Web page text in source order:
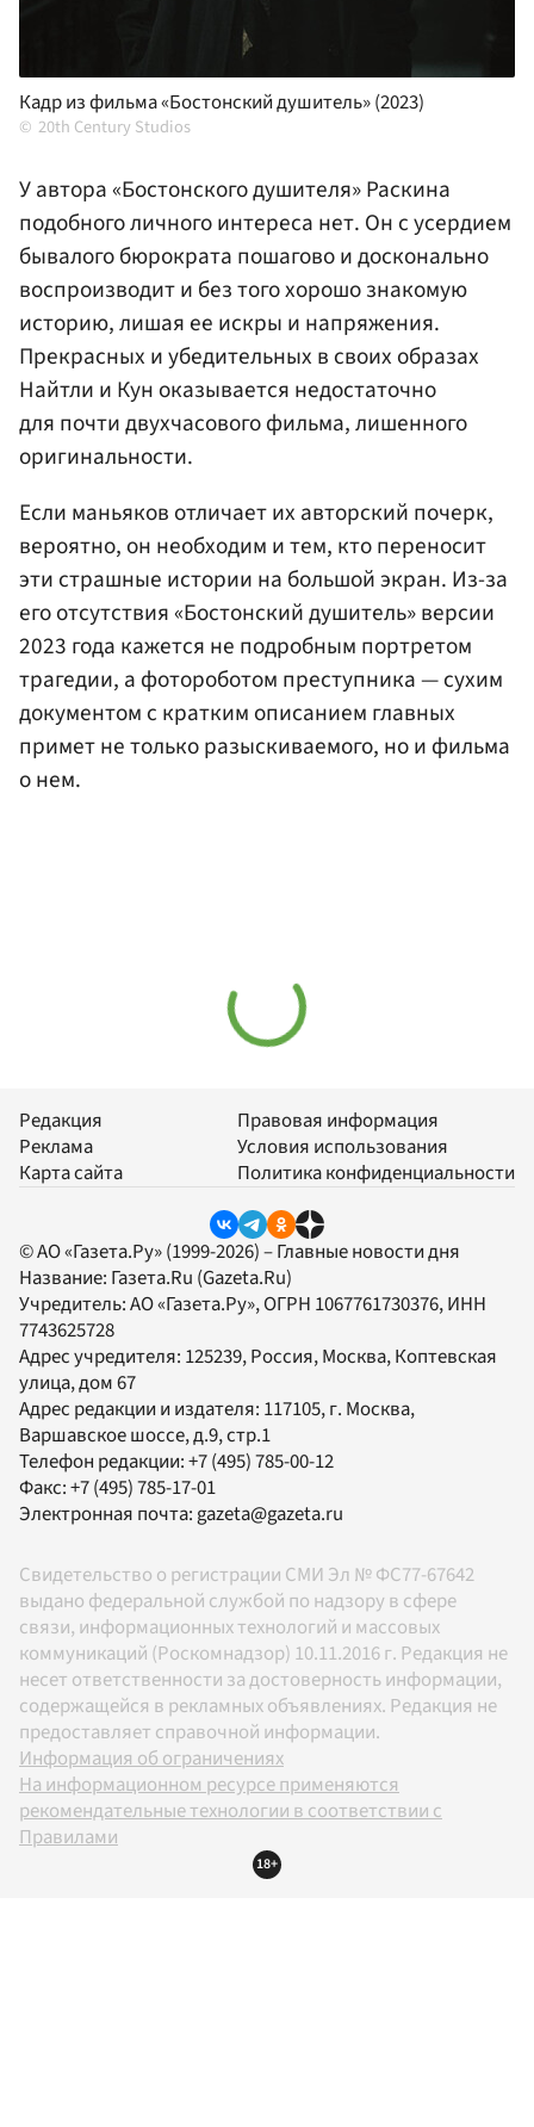
Кадр из фильма «Бостонский душитель» (2023)
20th Century Studios
У автора «Бостонского душителя» Раскина
подобного личного интереса нет. Он с усердием
бывалого бюрократа пошагово и досконально
воспроизводит и без того хорошо знакомую
историю, лишая ее искры и напряжения.
Прекрасных и убедительных в своих образах
Найтли и Кун оказывается недостаточно
для почти двухчасового фильма, лишенного
оригинальности.
Если маньяков отличает их авторский почерк,
вероятно, он необходим и тем, кто переносит
эти страшные истории на большой экран. Из-за
его отсутствия «Бостонский душитель» версии
2023 года кажется не подробным портретом
трагедии, а фотороботом преступника — сухим
документом с кратким описанием главных
примет не только разыскиваемого, но и фильма
о нем.
Редакция
Реклама
Карта сайта
Правовая информация
Условия использования
Политика конфиденциальности
© АО «Газета.Ру» (1999-2026) – Главные новости дня
Название: Газета.Ru (Gazeta.Ru)
Учредитель:АО «Газета.Ру», ОГРН 1067761730376, ИНН
7743625728
Адрес учредителя: 125239, Россия, Москва, Коптевская
улица, дом 67
Адрес редакции и издателя: 117105, г. Москва,
Варшавское шоссе, д.9, стр.1
Телефон редакции:+7 (495) 785-00-12
Факс:+7 (495) 785-17-01
Электронная почта:gazeta@gazeta.ru
Свидетельство о регистрации СМИ Эл № ФС77-67642
выдано федеральной службой по надзору в сфере
связи, информационных технологий и массовых
коммуникаций (Роскомнадзор) 10.11.2016 г. Редакция не
несет ответственности за достоверность информации,
содержащейся в рекламных объявлениях. Редакция не
предоставляет справочной информации.
Информация об ограничениях
На информационном ресурсе применяются
рекомендательные технологии в соответствии с
Правилами
18+